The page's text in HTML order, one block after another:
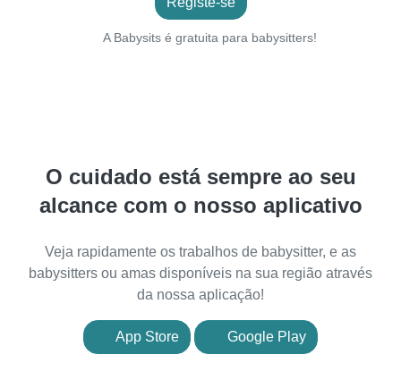
A Babysits é gratuita para babysitters!
O cuidado está sempre ao seu
alcance com o nosso aplicativo
Veja rapidamente os trabalhos de babysitter, e as
babysitters ou amas disponíveis na sua região através
da nossa aplicação!
App Store Google Play